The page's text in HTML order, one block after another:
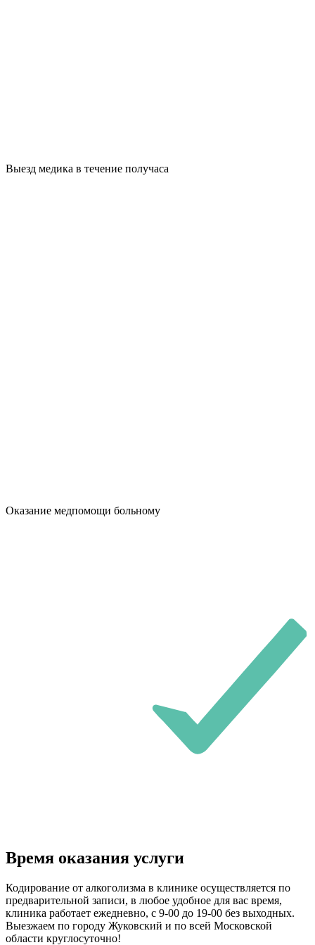
Выезд медика в течение получаса
Оказание медпомощи больному
Время оказания услуги
Кодирование от алкоголизма в клинике осуществляется по
предварительной записи, в любое удобное для вас время,
клиника работает ежедневно, с 9-00 до 19-00 без выходных.
Выезжаем по городу Жуковский и по всей Московской
области круглосуточно!